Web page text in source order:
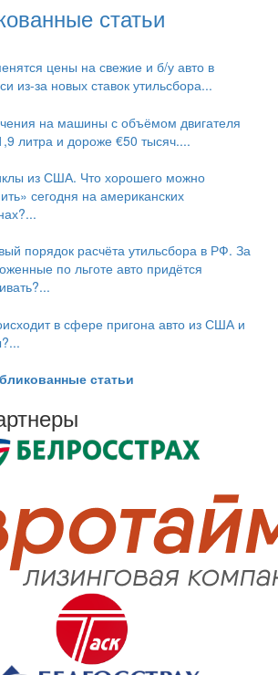
статьи
цены на свежие и б/у авто в
из-за новых ставок утильсбора...
на машины с объёмом двигателя
литра и дороже €50 тысяч....
из США. Что хорошего можно
сегодня на американских
порядок расчёта утильсбора в РФ. За
по льготе авто придётся
в сфере пригона авто из США и
статьи